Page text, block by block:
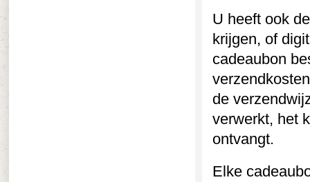
U heeft ook
krijgen, of
cadeaubon
de
verwerkt, het
ontvangt.
Elke